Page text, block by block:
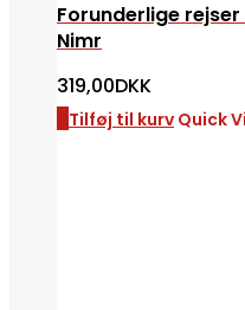
Forunderlige
Nimr
319,00DKK
Tilføj til kurv Quick